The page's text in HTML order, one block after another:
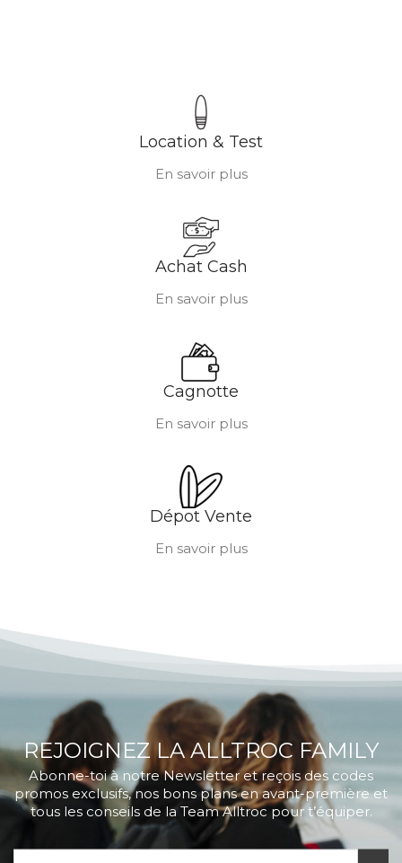
Location & Test
En savoir plus
Achat Cash
En savoir plus
Cagnotte
En savoir plus
Dépot Vente
En savoir plus
REJOIGNEZ LA ALLTROC FAMILY
Abonne-toi à notre Newsletter et reçois des codes
promos exclusifs, nos bons plans en avant-première et
tous les conseils de la Team Alltroc pour t’équiper.